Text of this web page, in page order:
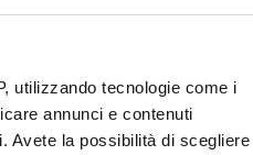
utilizzando tecnologie come i
annunci e contenuti
Avete la possibilità di scegliere